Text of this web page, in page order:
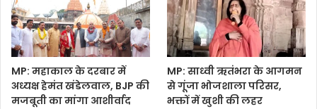
MP: महाकाल के दरबार में
अध्यक्ष हेमंत खंडेलवाल, BJP की
मजबूती का मांगा आशीर्वाद
MP: साध्वी ऋतंभरा के आगमन
से गूंजा भोजशाला परिसर,
भक्तों में खुशी की लहर